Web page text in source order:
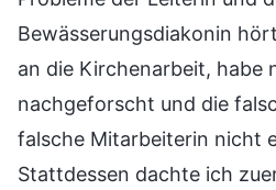
Bewässerungsdiakonin
an die Kirchenarbeit, habe
nachgeforscht und die
falsche Mitarbeiterin nicht
Stattdessen dachte ich